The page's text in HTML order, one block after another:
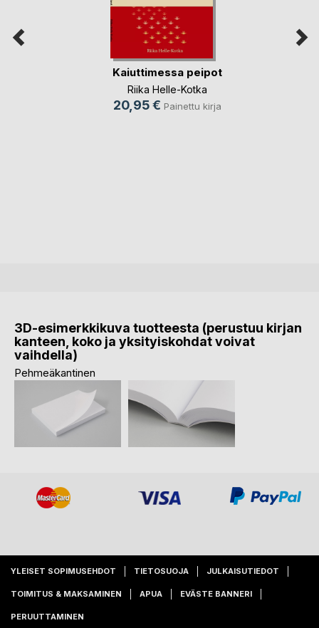
Kaiuttimessa peipot
Riika Helle-Kotka
20,95 € Painettu kirja
3D-esimerkkikuva tuotteesta (perustuu kirjan
kanteen, koko ja yksityiskohdat voivat
vaihdella)
Pehmeäkantinen
YLEISET SOPIMUSEHDOT TIETOSUOJA JULKAISUTIEDOT
TOIMITUS & MAKSAMINEN APUA EVÄSTE BANNERI
PERUUTTAMINEN